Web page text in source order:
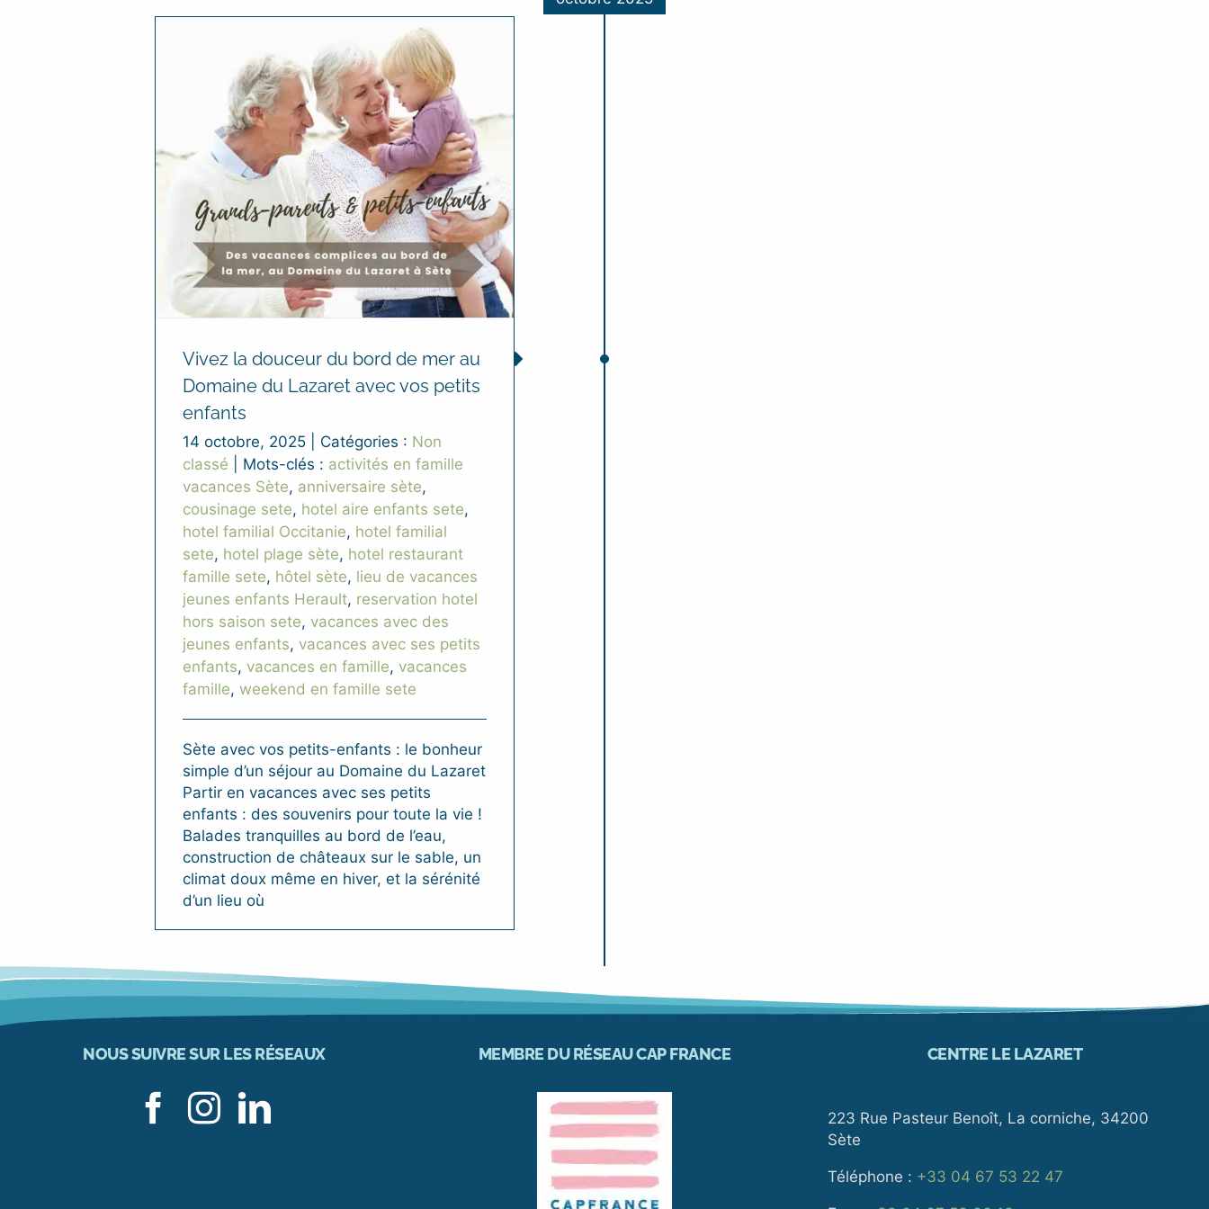
Vivez la douceur du bord de mer au
Domaine du Lazaret avec vos petits
enfants
14 octobre, 2025 Catégories : Non
classé
Mots-clés : activités en famille
vacances Sète, anniversaire sète,
cousinage sete, hotel aire enfants sete,
hotel familial Occitanie, hotel familial
sete, hotel plage sète, hotel restaurant
famille sete, hôtel sète, lieu de vacances
jeunes enfants Herault, reservation hotel
hors saison sete, vacances avec des
jeunes enfants, vacances avec ses petits
enfants, vacances en famille, vacances
famille, weekend en famille sete
Sète avec vos petits-enfants : le bonheur
simple d’un séjour au Domaine du Lazaret
Partir en vacances avec ses petits
enfants : des souvenirs pour toute la vie !
Balades tranquilles au bord de l’eau,
construction de châteaux sur le sable, un
climat doux même en hiver, et la sérénité
d’un lieu où
NOUS SUIVRE SUR LES RÉSEAUX MEMBRE DU RÉSEAU CAP FRANCE CENTRE LE LAZARET
223 Rue Pasteur Benoît, La corniche, 34200
Sète
Téléphone : +33 04 67 53 22 47